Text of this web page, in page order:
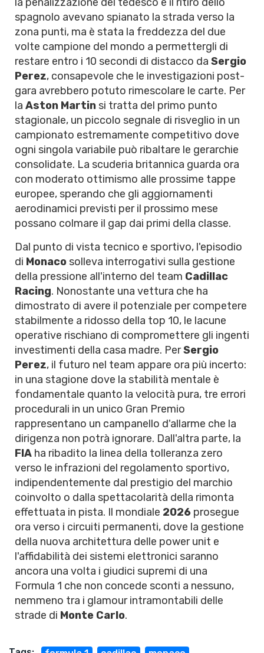
spagnolo avevano spianato la strada verso la
zona punti, ma è stata la freddezza del due
volte campione del mondo a permettergli di
restare entro i 10 secondi di distacco da Sergio
Perez, consapevole che le investigazioni post-
gara avrebbero potuto rimescolare le carte. Per
la Aston Martin si tratta del primo punto
stagionale, un piccolo segnale di risveglio in un
campionato estremamente competitivo dove
ogni singola variabile può ribaltare le gerarchie
consolidate. La scuderia britannica guarda ora
con moderato ottimismo alle prossime tappe
europee, sperando che gli aggiornamenti
aerodinamici previsti per il prossimo mese
possano colmare il gap dai primi della classe.
Dal punto di vista tecnico e sportivo, l'episodio
di Monaco solleva interrogativi sulla gestione
della pressione all'interno del team Cadillac
Racing. Nonostante una vettura che ha
dimostrato di avere il potenziale per competere
stabilmente a ridosso della top 10, le lacune
operative rischiano di compromettere gli ingenti
investimenti della casa madre. PerSergio
Perez, il futuro nel team appare ora più incerto:
in una stagione dove la stabilità mentale è
fondamentale quanto la velocità pura, tre errori
procedurali in un unico Gran Premio
rappresentano un campanello d'allarme che la
dirigenza non potrà ignorare. Dall'altra parte, la
FIA ha ribadito la linea della tolleranza zero
verso le infrazioni del regolamento sportivo,
indipendentemente dal prestigio del marchio
coinvolto o dalla spettacolarità della rimonta
effettuata in pista. Il mondiale 2026 prosegue
ora verso i circuiti permanenti, dove la gestione
della nuova architettura delle power unit e
l'affidabilità dei sistemi elettronici saranno
ancora una volta i giudici supremi di una
Formula 1 che non concede sconti a nessuno,
nemmeno tra i glamour intramontabili delle
strade di Monte Carlo.